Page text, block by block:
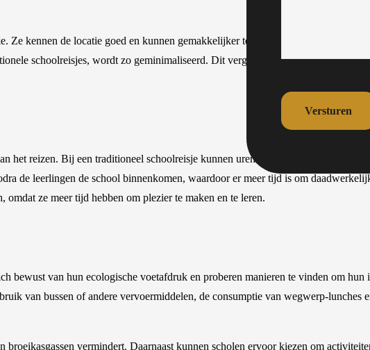
Versturen
Ze kennen de locatie goed en kunnen gemakkelijker toezicht houden op de
schoolreisjes, wordt zo geminimaliseerd. Dit vergroot niet alleen de
het reizen. Bij een traditioneel schoolreisje kunnen uren verloren gaan aan
de leerlingen de school binnenkomen, waardoor er meer tijd is om
ze meer tijd hebben om plezier te maken en te leren.
bewust van hun ecologische voetafdruk en proberen manieren te vinden om
van bussen of andere vervoermiddelen, de consumptie van wegwerp-lunches
vermindert. Daarnaast kunnen scholen ervoor kiezen om